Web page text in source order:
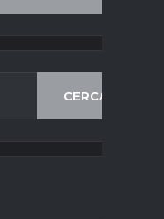
CERCA